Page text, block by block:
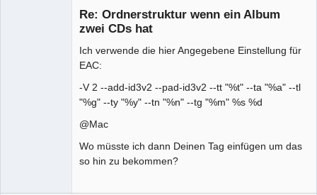
Re: Ordnerstruktur wenn ein Album
zwei CDs hat
Ich verwende die hier Angegebene Einstellung für
EAC:
-V 2 --add-id3v2 --pad-id3v2 --tt "%t" --ta "%a" --tl
"%g" --ty "%y" --tn "%n" --tg "%m" %s %d
@Mac
Wo müsste ich dann Deinen Tag einfügen um das
so hin zu bekommen?